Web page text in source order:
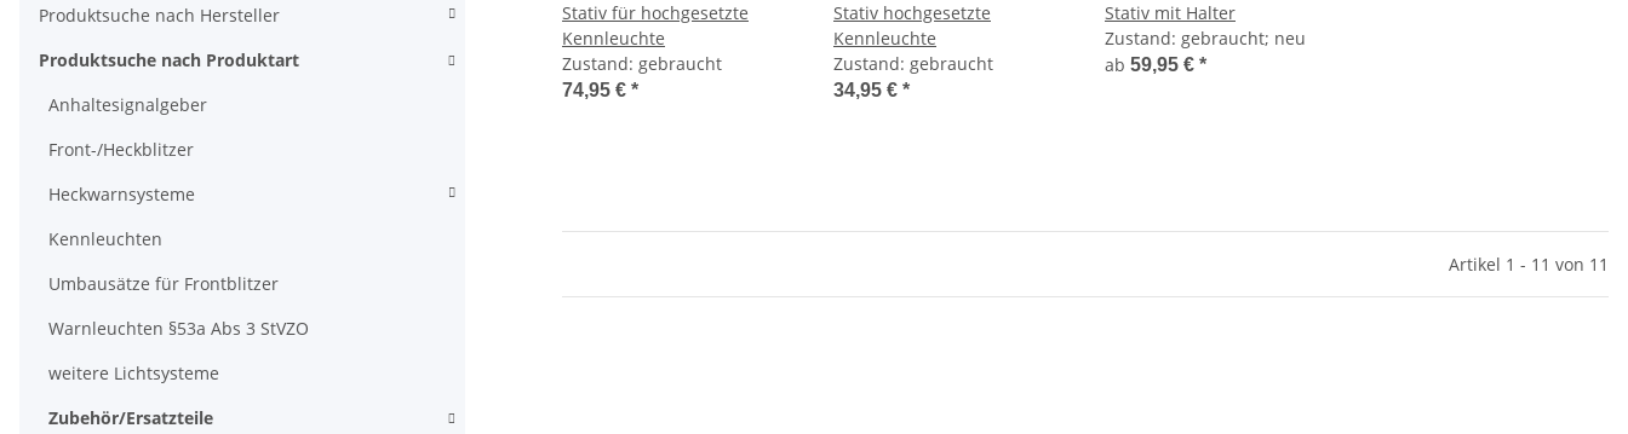
Stativ für hochgesetzte
Kennleuchte
Zustand: gebraucht
74,95 € *
Stativ hochgesetzte
Kennleuchte
Zustand: gebraucht
34,95 € *
Stativ mit Halter
Zustand: gebraucht; neu
ab 59,95 € *
Artikel 1 - 11 von 11
Produktsuche nach Hersteller
Produktsuche nach Produktart
Anhaltesignalgeber
Front-/Heckblitzer
Heckwarnsysteme
Kennleuchten
Umbausätze für Frontblitzer
Warnleuchten §53a Abs 3 StVZO
weitere Lichtsysteme
Zubehör/Ersatzteile